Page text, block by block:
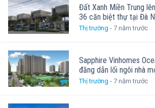
Đất Xanh Miền Trung
36 căn biệt thự tại Đà
Thị trường - 7 năm trước
Sapphire Vinhomes
đăng dẫn lối ngôi nhà
Thị trường - 7 năm trước